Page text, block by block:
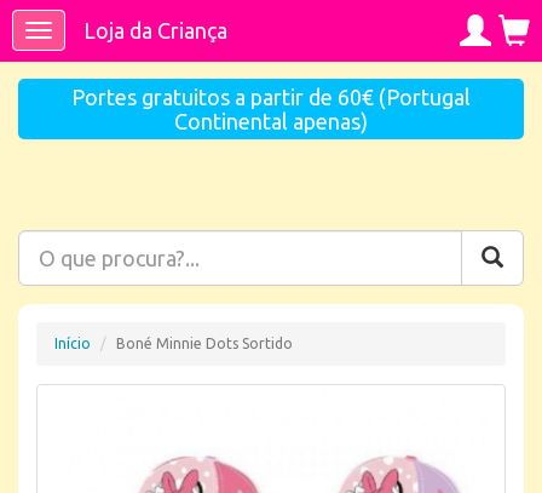
ToggleLoja da Criança
Portes gratuitos a partir de 60€ (Portugal
Continental apenas)
Início Boné Minnie Dots Sortido